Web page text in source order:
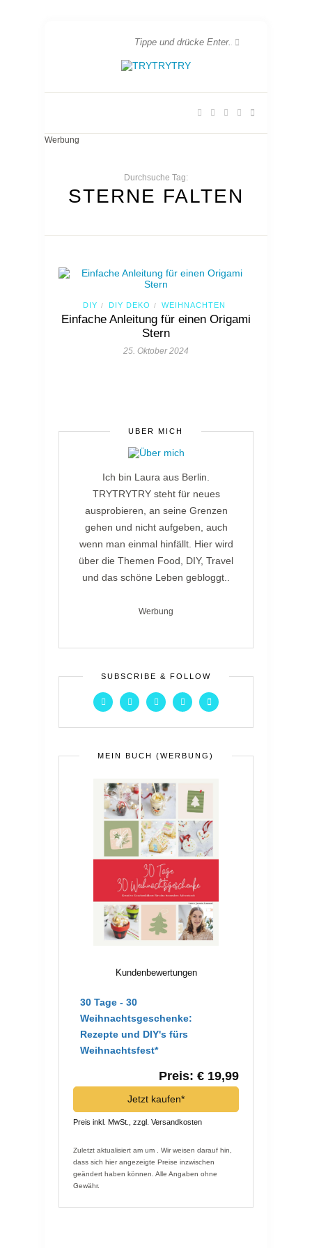
Werbung
Durchsuche Tag:
STERNE FALTEN
DIY / DIY DEKO / WEIHNACHTEN
Einfache Anleitung für einen Origami
Stern
25. Oktober 2024
ÜBER MICH
Ich bin Laura aus Berlin.
TRYTRYTRY steht für neues
ausprobieren, an seine Grenzen
gehen und nicht aufgeben, auch
wenn man einmal hinfällt. Hier wird
über die Themen Food, DIY, Travel
und das schöne Leben gebloggt..
Werbung
SUBSCRIBE & FOLLOW
MEIN BUCH (WERBUNG)
Kundenbewertungen
30 Tage - 30
Weihnachtsgeschenke:
Rezepte und DIY's fürs
Weihnachtsfest*
Preis: € 19,99
Jetzt kaufen*
Preis inkl. MwSt., zzgl. Versandkosten
Zuletzt aktualisiert am um . Wir weisen darauf hin,
dass sich hier angezeigte Preise inzwischen
geändert haben können. Alle Angaben ohne
Gewähr.